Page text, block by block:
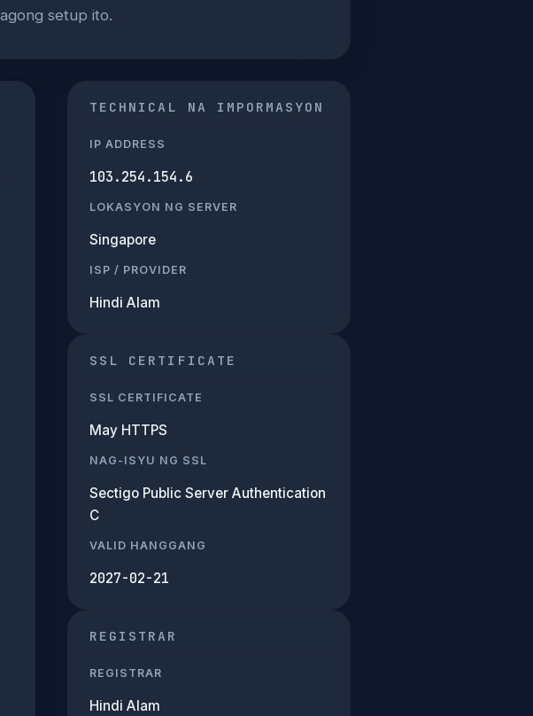
setup ito.
TECHNICAL NA IMPORMASYON
IP ADDRESS
103.254.154.6
LOKASYON NG SERVER
Singapore
ISP / PROVIDER
Hindi Alam
SSL CERTIFICATE
SSL CERTIFICATE
May HTTPS
NAG-ISYU NG SSL
Sectigo Public Server Authentication
C
VALID HANGGANG
2027-02-21
REGISTRAR
REGISTRAR
Hindi Alam